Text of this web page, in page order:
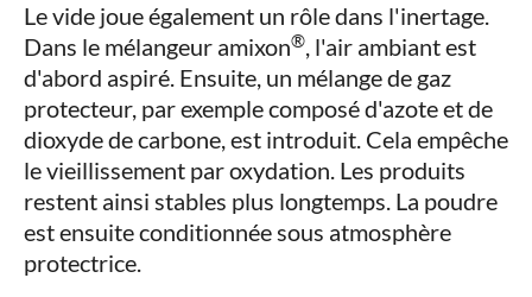
Le vide joue également un rôle dans l'inertage.
Dans le mélangeur amixon®, l'air ambiant est
d'abord aspiré. Ensuite, un mélange de gaz
protecteur, par exemple composé d'azote et de
dioxyde de carbone, est introduit. Cela empêche
le vieillissement par oxydation. Les produits
restent ainsi stables plus longtemps. La poudre
est ensuite conditionnée sous atmosphère
protectrice.